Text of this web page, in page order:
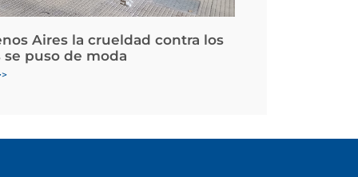
Aires la crueldad contra los
se puso de moda